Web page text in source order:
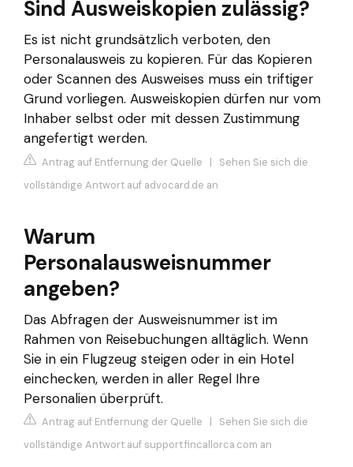
Sind Ausweiskopien zulässig?
Es ist nicht grundsätzlich verboten, den
Personalausweis zu kopieren. Für das Kopieren
oder Scannen des Ausweises muss ein triftiger
Grund vorliegen. Ausweiskopien dürfen nur vom
Inhaber selbst oder mit dessen Zustimmung
angefertigt werden.
Antrag auf Entfernung der Quelle | Sehen Sie sich die
vollständige Antwort auf advocard.de an
Warum
Personalausweisnummer
angeben?
Das Abfragen der Ausweisnummer ist im
Rahmen von Reisebuchungen alltäglich. Wenn
Sie in ein Flugzeug steigen oder in ein Hotel
einchecken, werden in aller Regel Ihre
Personalien überprüft.
Antrag auf Entfernung der Quelle | Sehen Sie sich die
vollständige Antwort auf support.fincallorca.com an